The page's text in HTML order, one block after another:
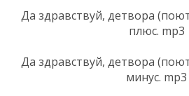
Да здравствуй, детвора
плюс. mp3
Да здравствуй, детвора
минус. mp3